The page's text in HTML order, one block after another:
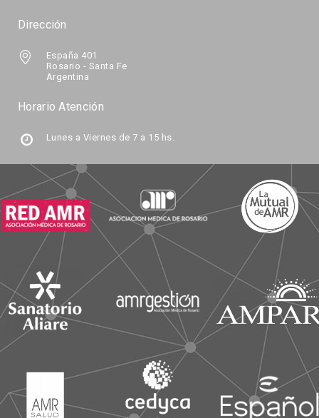
Dirección
España 401
Rosario - Santa Fe
Argentina
Horario Atención
Lunes a Viernes de 7 a 15 hs.